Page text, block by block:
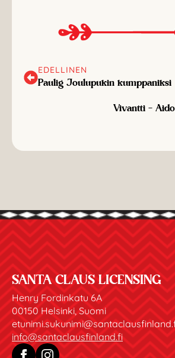
EDELLINEN
Paulig Joulupukin kumppaniksi
Vivantti –
SANTA CLAUS LICENSING
Henry Fordinkatu 6A
00150 Helsinki, Suomi
info@santaclausfinland.fi